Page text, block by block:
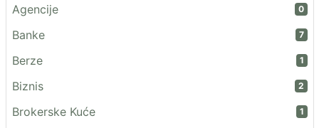
Agencije 0
Banke 7
Berze 1
Biznis 2
Brokerske Kuće 1